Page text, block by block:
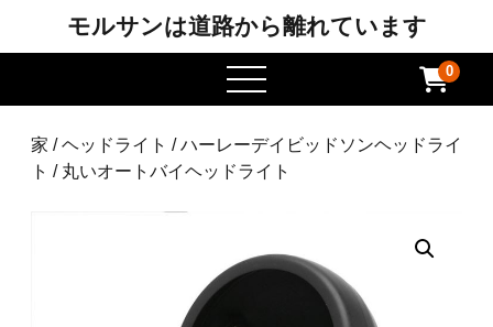
モルサンは道路から離れています
メ
ニ
ー
を
ま
0
家 /ヘッドライト /ハーレーデイビッドソンヘッドライ
ト / 丸いオートバイヘッドライト